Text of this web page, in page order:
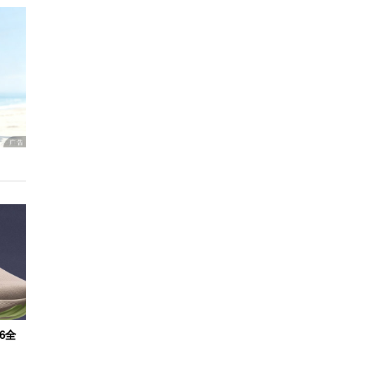
全